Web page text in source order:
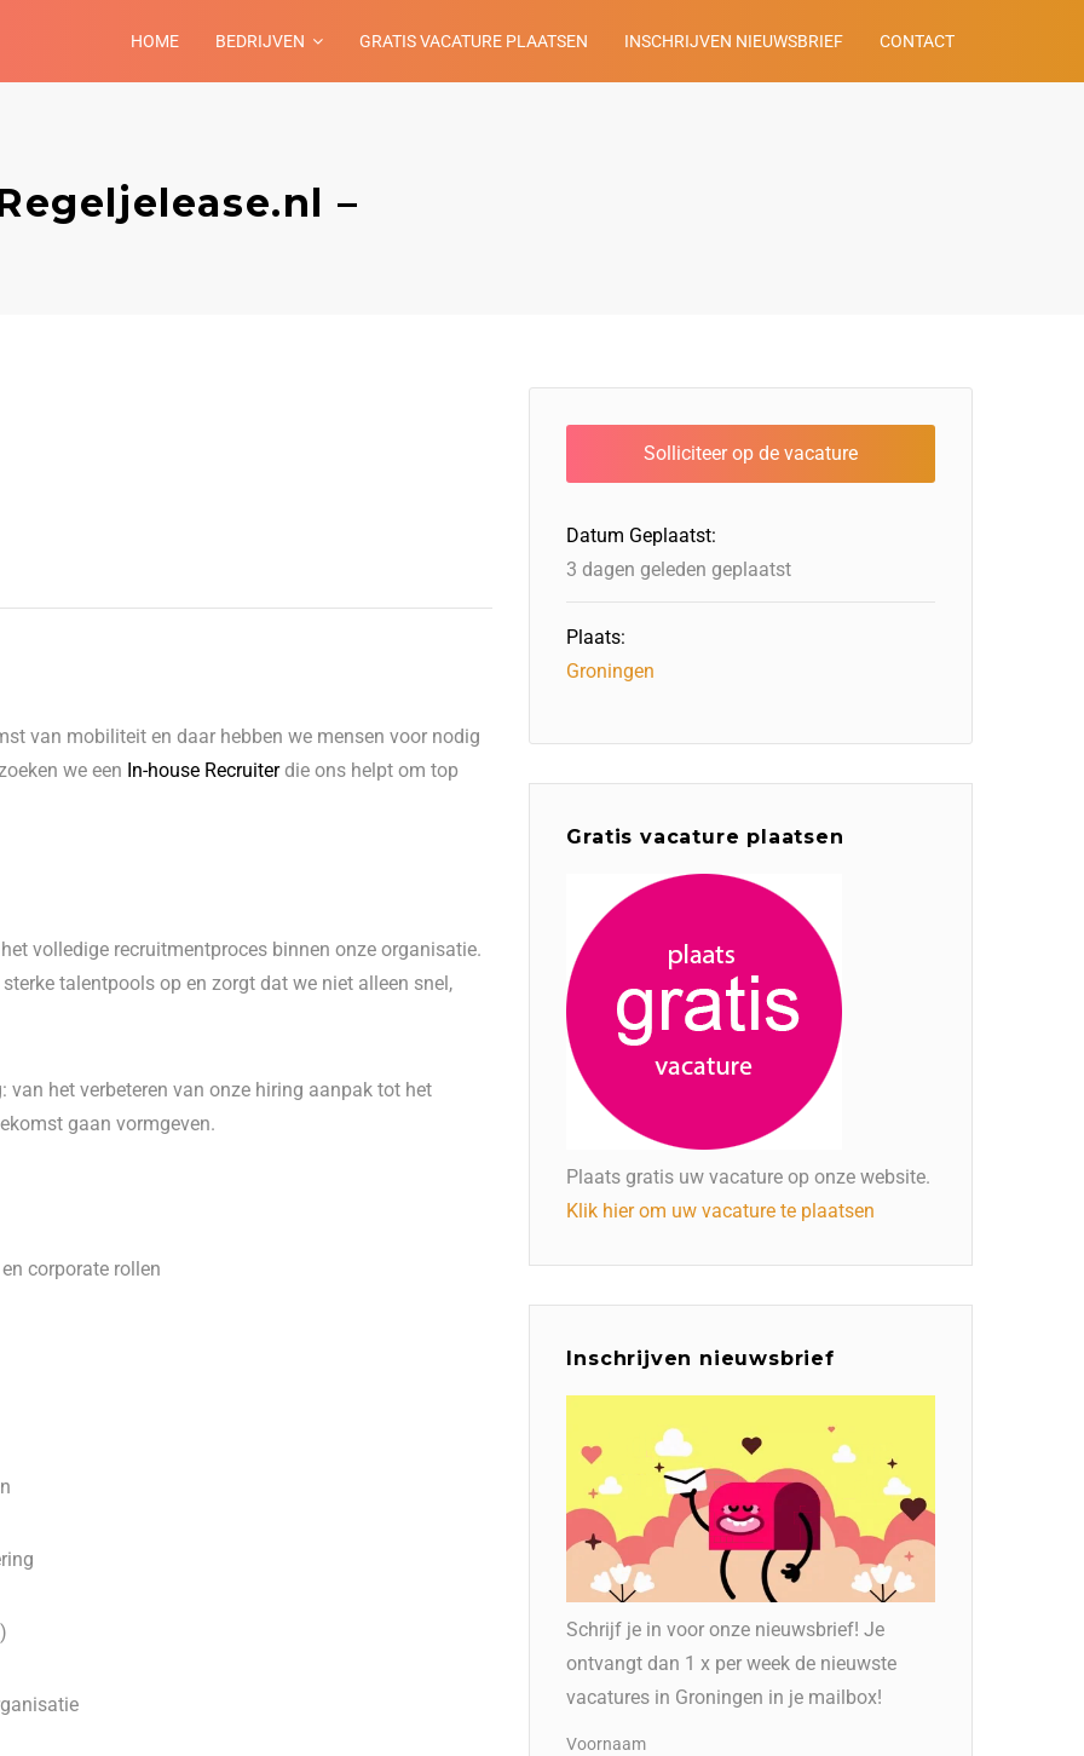
HOME BEDRIJVEN GRATIS VACATURE PLAATSEN INSCHRIJVEN NIEUWSBRIEF CONTACT
–
van mobiliteit en daar hebben we mensen voor nodig
we een In-house Recruiterdie ons helpt om top
volledige recruitmentproces binnen onze organisatie.
talentpools op en zorgt dat we niet alleen snel,
het verbeteren van onze hiring aanpak tot het
gaan vormgeven.
corporate rollen
Datum Geplaatst:
3 dagen geleden geplaatst
Plaats:
Groningen
Gratis vacature plaatsen
Plaats gratis uw vacature op onze website.
Klik hier om uw vacature te plaatsen
Inschrijven nieuwsbrief
Schrijf je in voor onze nieuwsbrief! Je
ontvangt dan 1 x per week de nieuwste
vacatures in Groningen in je mailbox!
Voornaam